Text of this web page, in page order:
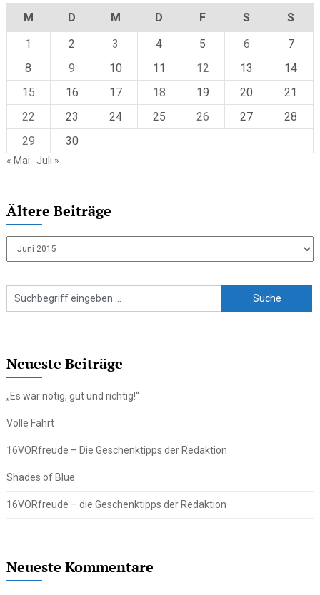
M D M D F S
S
1
2 3 4 5 6
7
8
9 10 11 12 13
14
15
16 17 18 19 20
21
22
23 24 25 26 27
28
29
30
« Mai Juli »
Ältere Beiträge
Neueste Beiträge
„Es war nötig, gut und richtig!“
Volle Fahrt
16VORfreude – Die Geschenktipps der Redaktion
Shades of Blue
16VORfreude – die Geschenktipps der Redaktion
Neueste Kommentare